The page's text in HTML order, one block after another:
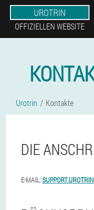
UROTRIN
OFFIZIELLEN WEBSITE
Urotrin Kontakte
DIE
E-MAIL: